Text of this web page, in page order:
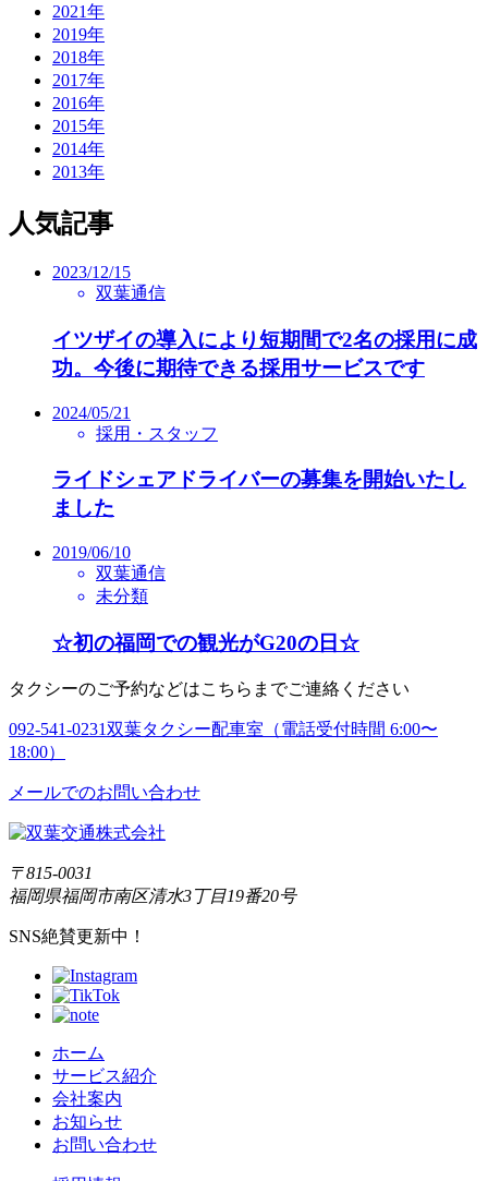
2021年
2019年
2018年
2017年
2016年
2015年
2014年
2013年
人気記事
2023/12/15
双葉通信
イツザイの導入により短期間で2名の採用に成
功。今後に期待できる採用サービスです
2024/05/21
採用・スタッフ
ライドシェアドライバーの募集を開始いたし
ました
2019/06/10
双葉通信
未分類
☆初の福岡での観光がG20の日☆
タクシーのご予約などはこちらまでご連絡ください
092-541-0231双葉タクシー配車室（電話受付時間 6:00〜
18:00）
メールでのお問い合わせ
〒815-0031
福岡県福岡市南区清水3丁目19番20号
SNS絶賛更新中！
ホーム
サービス紹介
会社案内
お知らせ
お問い合わせ